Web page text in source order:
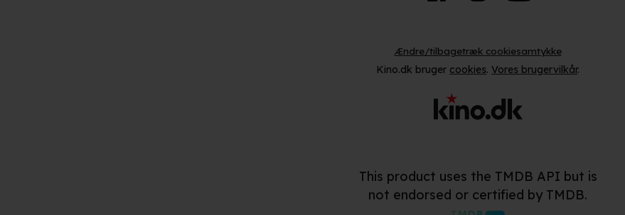
Ændre/tilbagetræk cookiesamtykke
Kino.dk bruger cookies. Vores brugervilkår.
This product uses the TMDB API but is
not endorsed or certified by TMDB.